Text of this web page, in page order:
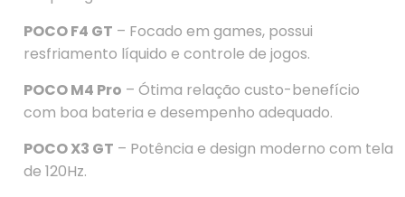
POCO F4 GT – Focado em games, possui
resfriamento líquido e controle de jogos.
POCO M4 Pro – Ótima relação custo-benefício
com boa bateria e desempenho adequado.
POCO X3 GT – Potência e design moderno com tela
de 120Hz.